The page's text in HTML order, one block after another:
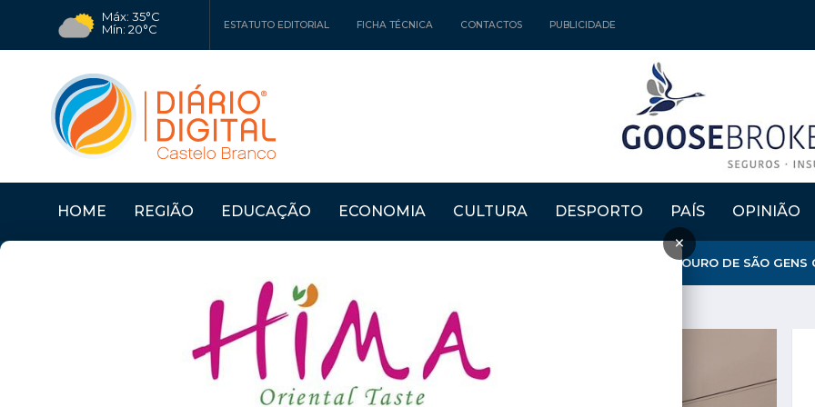
Máx: 35°C
Mín: 20°C
ESTATUTO EDITORIAL FICHA TÉCNICA CONTACTOS PUBLICIDADE
HOME REGIÃO EDUCAÇÃO ECONOMIA CULTURA DESPORTO PAÍS OPINIÃO
×
CASTELO BRANCO: CÂMARA EXPLICA ENCERRAMENTO DO MIRADOURO DE SÃO GENS